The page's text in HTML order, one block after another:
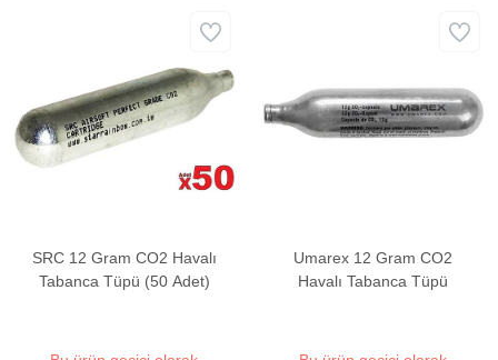
SRC 12 Gram CO2 Havalı
Tabanca Tüpü (50 Adet)
Umarex 12 Gram CO2
Havalı Tabanca Tüpü